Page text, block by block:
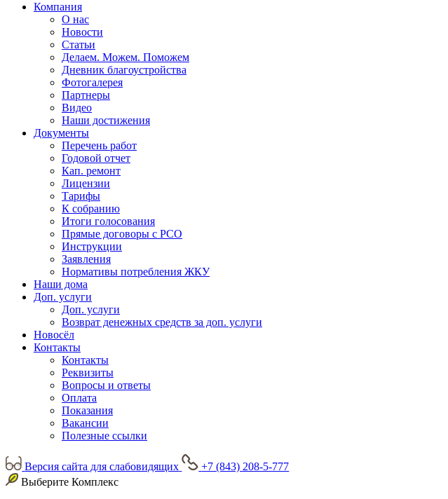
Компания
О нас
Новости
Статьи
Делаем. Можем. Поможем
Дневник благоустройства
Фотогалерея
Партнеры
Видео
Наши достижения
Документы
Перечень работ
Годовой отчет
Кап. ремонт
Лицензии
Тарифы
К собранию
Итоги голосования
Прямые договоры с РСО
Инструкции
Заявления
Нормативы потребления ЖКУ
Наши дома
Доп. услуги
Доп. услуги
Возврат денежных средств за доп. услуги
Новосёл
Контакты
Контакты
Реквизиты
Вопросы и ответы
Оплата
Показания
Вакансии
Полезные ссылки
Версия сайта для слабовидящих
+7 (843) 208-5-777
Выберите Комплекс